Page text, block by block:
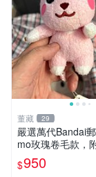
董藏 29
嚴選萬代Bandai
mo玫瑰卷毛款，
牌，粉嫩可愛入手
玫瑰卷毛 郵電熊
$950